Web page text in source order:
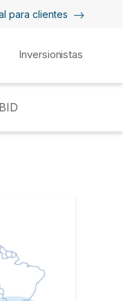
para clientes
Inversionistas